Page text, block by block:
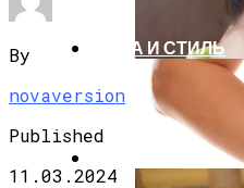
МОДА И СТИЛЬ
By
novaversion
Published
11.03.2024